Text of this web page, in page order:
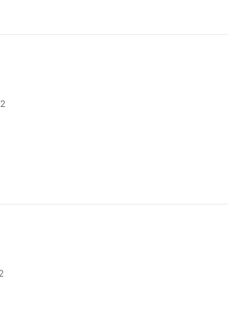
2
2